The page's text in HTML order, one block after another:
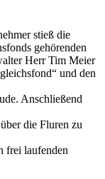
stieß die
gehörenden
Herr Tim Meier
und den
Anschließend
die Fluren zu
frei laufenden